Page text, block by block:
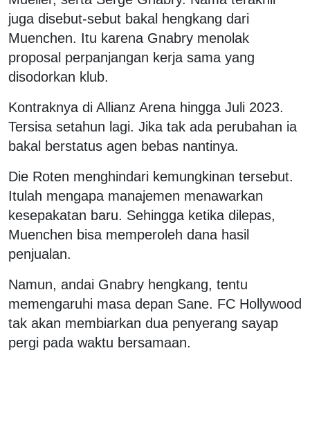
juga disebut-sebut bakal hengkang dari
Muenchen. Itu karena Gnabry menolak
proposal perpanjangan kerja sama yang
disodorkan klub.
Kontraknya di Allianz Arena hingga Juli 2023.
Tersisa setahun lagi. Jika tak ada perubahan ia
bakal berstatus agen bebas nantinya.
Die Roten menghindari kemungkinan tersebut.
Itulah mengapa manajemen menawarkan
kesepakatan baru. Sehingga ketika dilepas,
Muenchen bisa memperoleh dana hasil
penjualan.
Namun, andai Gnabry hengkang, tentu
memengaruhi masa depan Sane. FC Hollywood
tak akan membiarkan dua penyerang sayap
pergi pada waktu bersamaan.